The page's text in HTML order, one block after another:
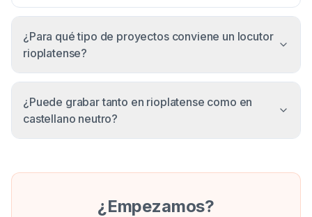
¿Para qué tipo de proyectos conviene un locutor
rioplatense?
¿Puede grabar tanto en rioplatense como en
castellano neutro?
¿Empezamos?